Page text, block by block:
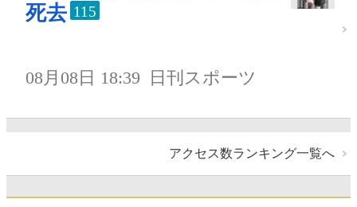
死去 115
08月08日 18:39 日刊スポーツ
アクセス数ランキング一覧へ